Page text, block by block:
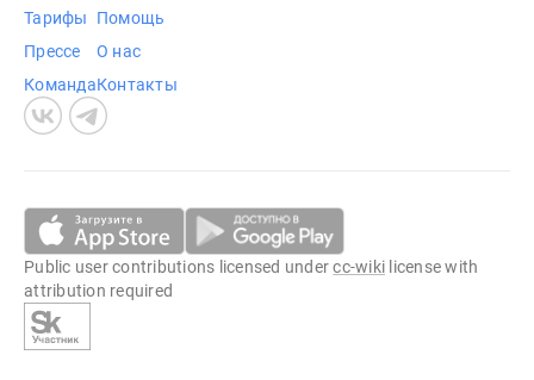
Тарифы
Прессе
Команда
Помощь
О нас
Контакты
Public user contributions licensed undercc-wiki license with
attribution required